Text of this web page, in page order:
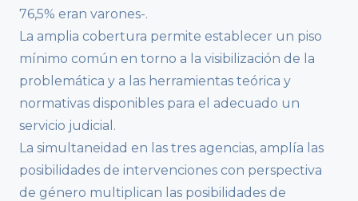
76,5% eran varones-.
La amplia cobertura permite establecer un piso
mínimo común en torno a la visibilización de la
problemática y a las herramientas teórica y
normativas disponibles para el adecuado un
servicio judicial.
La simultaneidad en las tres agencias, amplía las
posibilidades de intervenciones con perspectiva
de género multiplican las posibilidades de